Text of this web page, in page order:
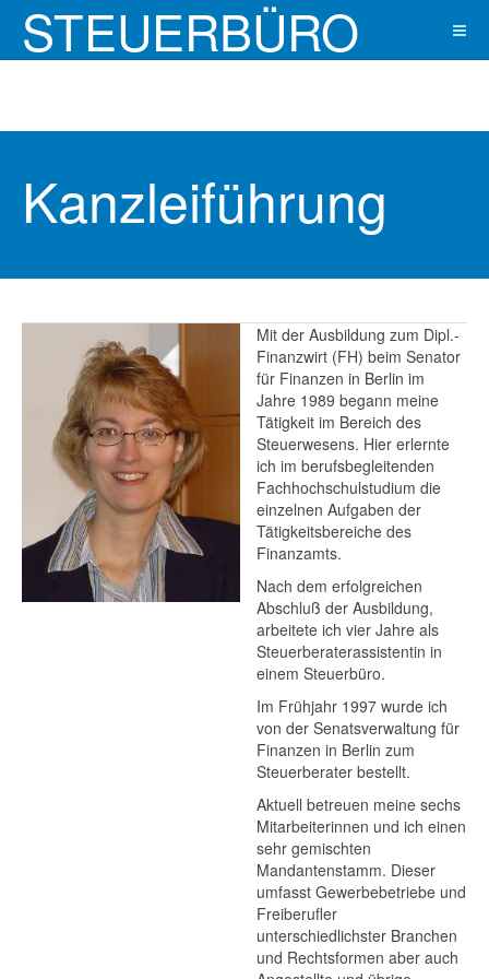
STEUERBÜRO
Kanzleiführung
Mit der Ausbildung zum Dipl.-
Finanzwirt (FH) beim Senator
für Finanzen in Berlin im
Jahre 1989 begann meine
Tätigkeit im Bereich des
Steuerwesens. Hier erlernte
ich im berufsbegleitenden
Fachhochschulstudium die
einzelnen Aufgaben der
Tätigkeitsbereiche des
Finanzamts.
Nach dem erfolgreichen
Abschluß der Ausbildung,
arbeitete ich vier Jahre als
Steuerberaterassistentin in
einem Steuerbüro.
Im Frühjahr 1997 wurde ich
von der Senatsverwaltung für
Finanzen in Berlin zum
Steuerberater bestellt.
Aktuell betreuen meine sechs
Mitarbeiterinnen und ich einen
sehr gemischten
Mandantenstamm. Dieser
umfasst Gewerbebetriebe und
Freiberufler
unterschiedlichster Branchen
und Rechtsformen aber auch